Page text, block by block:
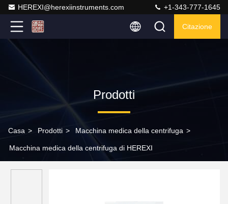
HEREXI@herexiinstruments.com +1-343-777-1645
Citazione
Prodotti
Casa > Prodotti > Macchina medica della centrifuga >
Macchina medica della centrifuga di HEREXI